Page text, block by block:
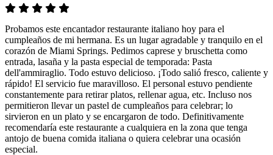
Probamos este encantador restaurante italiano hoy para el
cumpleaños de mi hermana. Es un lugar agradable y tranquilo en el
corazón de Miami Springs. Pedimos caprese y bruschetta como
entrada, lasaña y la pasta especial de temporada: Pasta
dell'ammiraglio. Todo estuvo delicioso. ¡Todo salió fresco, caliente y
rápido! El servicio fue maravilloso. El personal estuvo pendiente
constantemente para retirar platos, rellenar agua, etc. Incluso nos
permitieron llevar un pastel de cumpleaños para celebrar; lo
sirvieron en un plato y se encargaron de todo. Definitivamente
recomendaría este restaurante a cualquiera en la zona que tenga
antojo de buena comida italiana o quiera celebrar una ocasión
especial.